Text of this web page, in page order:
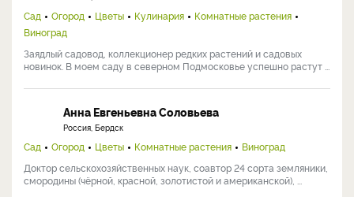
Сад Огород Цветы Кулинария
Комнатные растения
Виноград
Заядлый садовод, коллекционер редких растений и садовых
новинок. В моем саду в северном Подмосковье успешно растут ...
Анна Евгеньевна Соловьева
Россия, Бердск
Сад Огород Цветы Комнатные растения
Виноград
Доктор сельскохозяйственных наук, соавтор 24 сорта земляники,
смородины (чёрной, красной, золотистой и американской), ...